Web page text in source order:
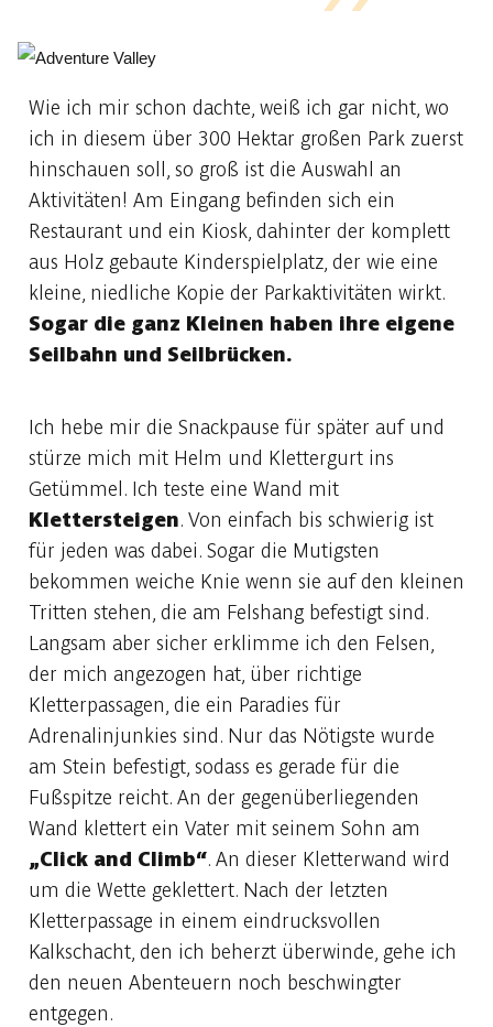
Wie ich mir schon dachte, weiß ich gar nicht, wo
ich in diesem über 300 Hektar großen Park zuerst
hinschauen soll, so groß ist die Auswahl an
Aktivitäten! Am Eingang befinden sich ein
Restaurant und ein Kiosk, dahinter der komplett
aus Holz gebaute Kinderspielplatz, der wie eine
kleine, niedliche Kopie der Parkaktivitäten wirkt.
Sogar die ganz Kleinen haben ihre eigene
Seilbahn und Seilbrücken.
Ich hebe mir die Snackpause für später auf und
stürze mich mit Helm und Klettergurt ins
Getümmel. Ich teste eine Wand mit
Klettersteigen. Von einfach bis schwierig ist
für jeden was dabei. Sogar die Mutigsten
bekommen weiche Knie wenn sie auf den kleinen
Tritten stehen, die am Felshang befestigt sind.
Langsam aber sicher erklimme ich den Felsen,
der mich angezogen hat, über richtige
Kletterpassagen, die ein Paradies für
Adrenalinjunkies sind. Nur das Nötigste wurde
am Stein befestigt, sodass es gerade für die
Fußspitze reicht. An der gegenüberliegenden
Wand klettert ein Vater mit seinem Sohn am
„Click and Climb“. An dieser Kletterwand wird
um die Wette geklettert. Nach der letzten
Kletterpassage in einem eindrucksvollen
Kalkschacht, den ich beherzt überwinde, gehe ich
den neuen Abenteuern noch beschwingter
entgegen.